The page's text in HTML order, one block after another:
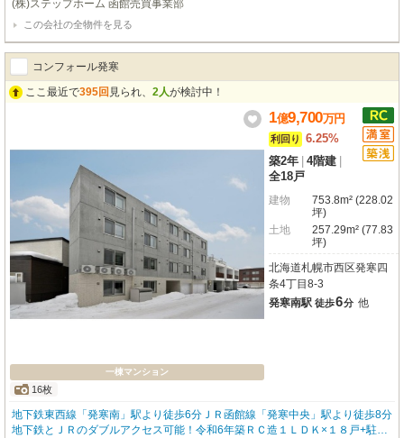
利回り8.6%と魅力的な収益性が期待できます。！現在、満室ですので、ご購
入後すぐに安定した運営を始められるのが嬉しいポイントです！敷地内には3
台分の駐車場も完備しており、利便性も兼ね備えています！ お買い物に便利
なドラッグストアが徒歩圏内にあり、日々の暮らしをサポートしてくれます！
未来を見据えた不動産投資として、この機会にぜひご検討ください！詳しくは
㈱ステップホーム函館売買事業部【0138-84-1718】までお気軽にお問い合わ
(株)ステップホーム 函館売買事業部
この会社の全物件を見る
コンフォール発寒
ここ最近で395回 見られ、 2人が検討中！
一棟マンション
16枚
1億9,700万円
利回り
6.25%
築2年 4階建
全18戸
建物
753.8m² (228.02
坪)
土地
257.29m² (77.83
坪)
北海道札幌市西区発寒四
条4丁目8-3
発寒南駅 徒歩6分 他
地下鉄東西線「発寒南」駅より徒歩6分ＪＲ函館線「発寒中央」駅より徒歩8分
地下鉄とＪＲのダブルアクセス可能！令和6年築ＲＣ造１ＬＤＫ×１８戸+駐車